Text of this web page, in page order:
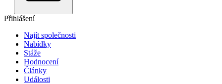
Přihlášení
Najít společnosti
Nabídky
Stáže
Hodnocení
Články
Události